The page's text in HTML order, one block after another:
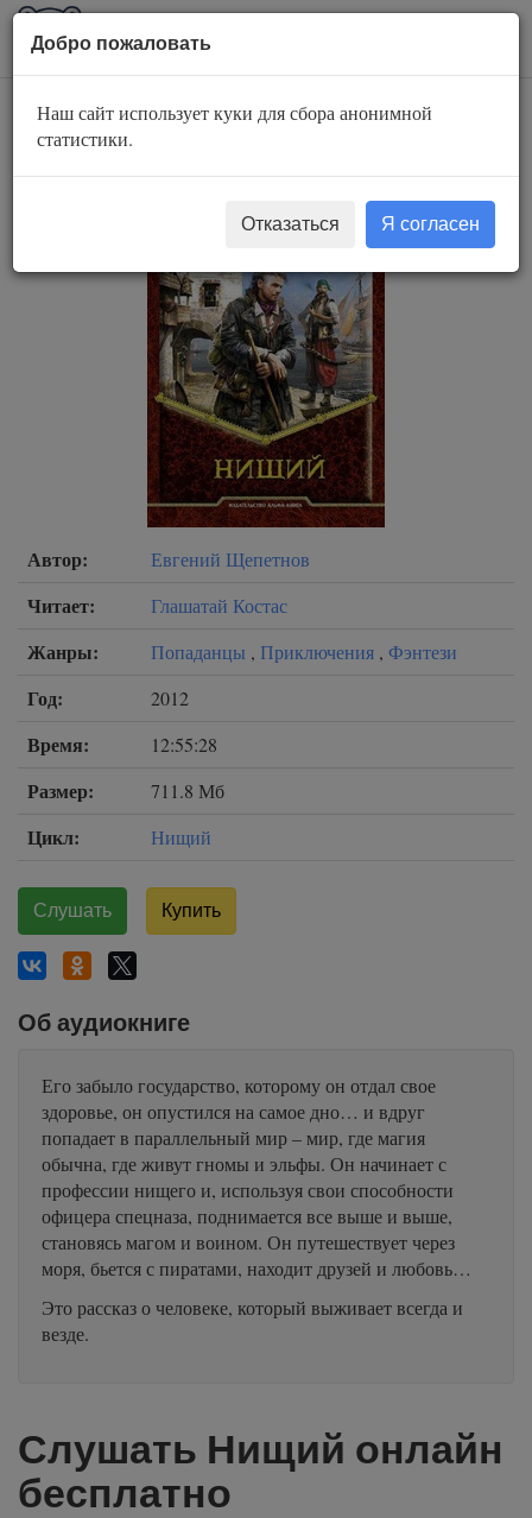
AuBook.org
Нищий
Автор: Евгений Щепетнов
Читает: Глашатай Костас
Жанры: Попаданцы , Приключения , Фэнтези
Год: 2012
Время: 12:55:28
Размер: 711.8 Мб
Цикл: Нищий
Слушать Купить
Об аудиокниге
Его забыло государство, которому он отдал свое
здоровье, он опустился на самое дно… и вдруг
попадает в параллельный мир – мир, где магия
обычна, где живут гномы и эльфы. Он начинает с
профессии нищего и, используя свои способности
офицера спецназа, поднимается все выше и выше,
становясь магом и воином. Он путешествует через
моря, бьется с пиратами, находит друзей и любовь…
Это рассказ о человеке, который выживает всегда и
везде.
Слушать Нищий онлайн
бесплатно
Добро пожаловать
Наш сайт использует куки для сбора анонимной
статистики.
Отказаться Я согласен